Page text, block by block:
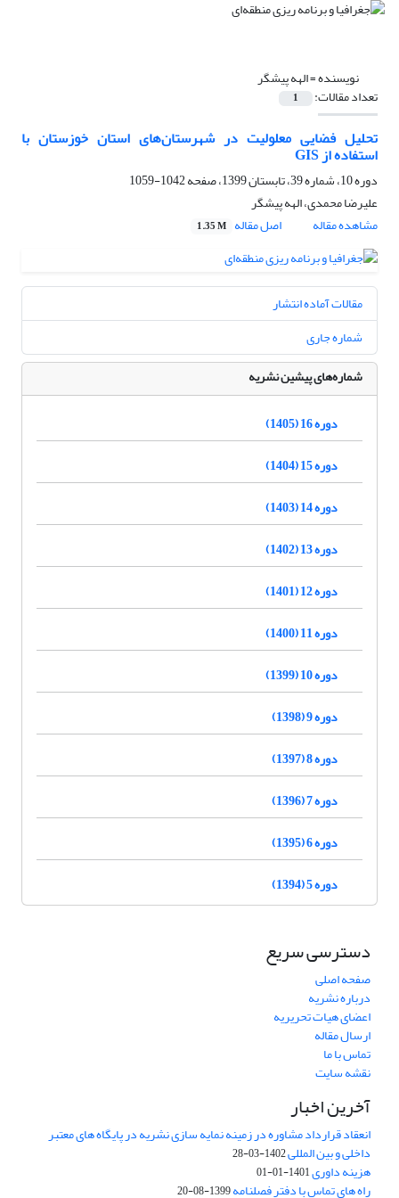
نویسنده =الهه پیشگر
تعداد مقالات: 1
تحلیل فضایی معلولیت در شهرستان‌های استان خوزستان با
استفاده از ‏GIS
دوره 10، شماره 39، تابستان 1399، صفحه
1042-1059
علیرضا محمدی، الهه پیشگر
مشاهده مقاله
اصل مقاله 1.35 M
مقالات آماده انتشار
شماره جاری
شماره‌های پیشین نشریه
دوره 16 (1405)
دوره 15 (1404)
دوره 14 (1403)
دوره 13 (1402)
دوره 12 (1401)
دوره 11 (1400)
دوره 10 (1399)
دوره 9 (1398)
دوره 8 (1397)
دوره 7 (1396)
دوره 6 (1395)
دوره 5 (1394)
دسترسی سریع
صفحه اصلی
درباره نشریه
اعضای هیات تحریریه
ارسال مقاله
تماس با ما
نقشه سایت
آخرین اخبار
انعقاد قرارداد مشاوره در زمینه نمایه سازی نشریه در پایگاه های معتبر
داخلی و بین المللی1402-03-28
هزینه داوری1401-01-01
راه های تماس با دفتر فصلنامه1399-08-20